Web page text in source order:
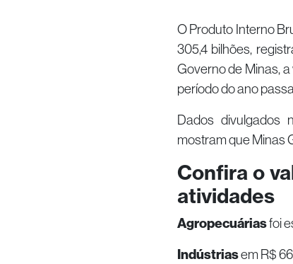
O Produto Interno
305,4 bilhões,
Governo de Minas,
período do ano
Dados divulgados
mostram que Minas
Confira o
atividades
Agropecuáriasfoi
Indústriasem R$